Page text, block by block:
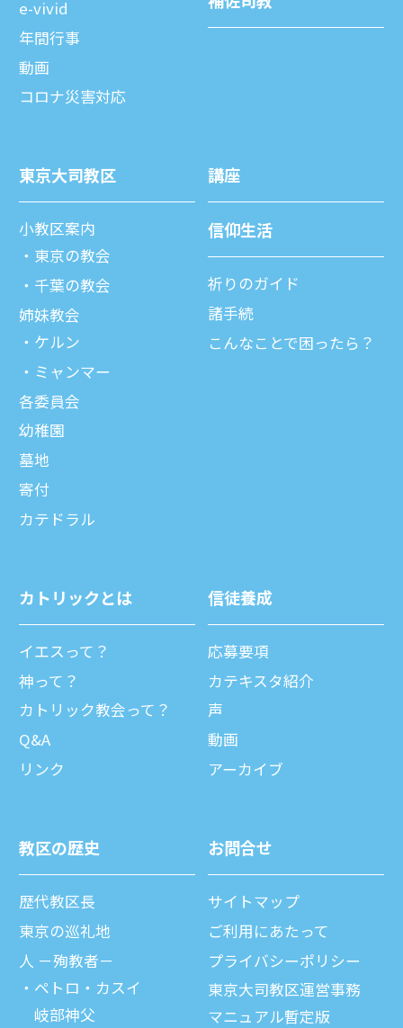
e-vivid
年間⾏事
動画
コロナ災害対応
東京⼤司教区
⼩教区案内
東京の教会
千葉の教会
姉妹教会
ケルン
ミャンマー
各委員会
幼稚園
墓地
寄付
カテドラル
講座
信仰⽣活
祈りのガイド
諸⼿続
こんなことで困ったら？
カトリックとは
イエスって？
神って？
カトリック教会って？
Q&A
リンク
信徒養成
応募要項
カテキスタ紹介
声
動画
アーカイブ
教区の歴史
歴代教区⻑
東京の巡礼地
⼈ －殉教者－
ペトロ・カスイ
岐部神父
お問合せ
サイトマップ
ご利⽤にあたって
プライバシーポリシー
東京大司教区運営事務
マニュアル暫定版